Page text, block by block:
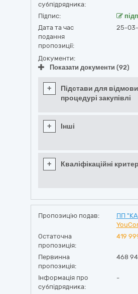
субпідрядника:
Підпис:
Дата та час
подання
пропозиції:
25-03-
Документи:
Показати документи (92)
+
Підстави для відмови
процедурі закупівлі
+ Інші
+ Кваліфікаційні
Пропозицію подав: ПП
Остаточна
пропозиція:
419
Первинна
пропозиція:
468
Інформація про
субпідрядника:
-